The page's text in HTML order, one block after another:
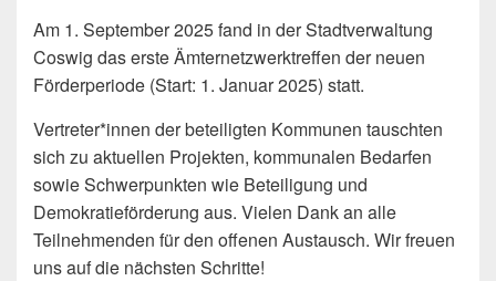
Am 1. September 2025 fand in der Stadtverwaltung
Coswig das erste Ämternetzwerktreffen der neuen
Förderperiode (Start: 1. Januar 2025) statt.
Vertreter*innen der beteiligten Kommunen tauschten
sich zu aktuellen Projekten, kommunalen Bedarfen
sowie Schwerpunkten wie Beteiligung und
Demokratieförderung aus. Vielen Dank an alle
Teilnehmenden für den offenen Austausch. Wir freuen
uns auf die nächsten Schritte!